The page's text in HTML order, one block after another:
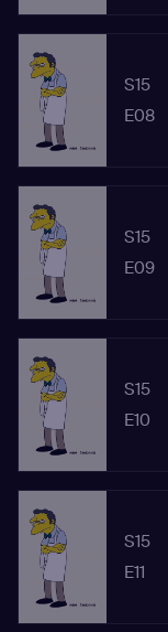
S15
E08
S15
E09
S15
E10
S15
E11